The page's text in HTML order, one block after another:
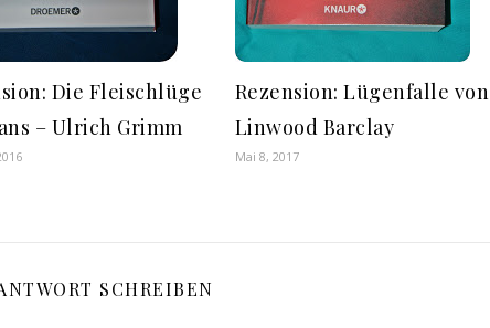
Die Fleischlüge
– Ulrich Grimm
Rezension: Lügenfalle von
Linwood Barclay
Mai 8, 2017
SCHREIBEN